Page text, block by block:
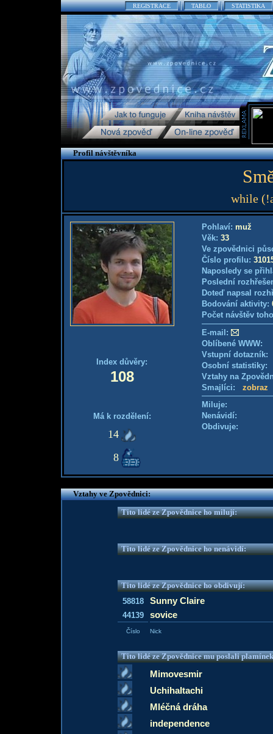
REGISTRACE TABLO STATISTIKA
Profil návštěvníka
while
Index důvěry:
108
Má k rozdělení:
14
8
Pohlaví: muž
Věk: 33
Ve zpovědnici
Číslo profilu:
Naposledy se
Poslední
Doteď napsal
Bodování aktivity:
Počet návštěv
E-mail:
Oblíbené WWW:
Vstupní
Osobní
Vztahy na
Smajlíci: zobraz
Miluje:
Nenávidí:
Obdivuje:
Vztahy ve Zpovědnici:
Tito lidé ze Zpovědnice ho milují:
Tito lidé ze Zpovědnice ho nenávidí:
Tito lidé ze Zpovědnice ho obdivují:
58818
Sunny Claire
44139 sovice
Číslo Nick
Tito lidé ze Zpovědnice mu poslali
Mimovesmir
UchihaItachi
Mléčná dráha
independence